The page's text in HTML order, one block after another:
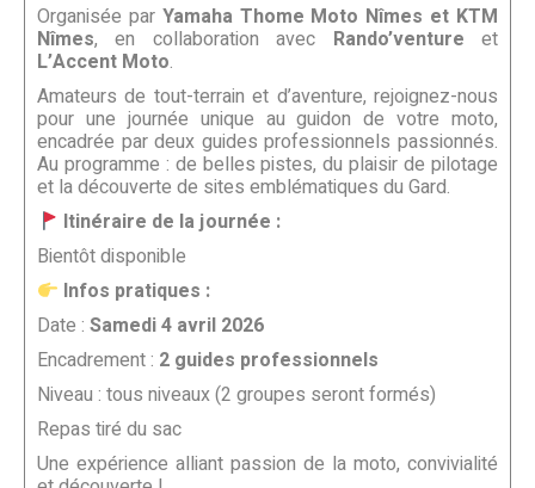
Organisée par Yamaha Thome Moto Nîmes et KTM
Nîmes, en collaboration avec Rando’venture et
L’Accent Moto.
Amateurs de tout-terrain et d’aventure, rejoignez-nous
pour une journée unique au guidon de votre moto,
encadrée par deux guides professionnels passionnés.
Au programme : de belles pistes, du plaisir de pilotage
et la découverte de sites emblématiques du Gard.
Itinéraire de la journée :
Bientôt disponible
Infos pratiques :
Date : Samedi 4 avril 2026
Encadrement : 2 guides professionnels
Niveau : tous niveaux (2 groupes seront formés)
Repas tiré du sac
Une expérience alliant passion de la moto, convivialité